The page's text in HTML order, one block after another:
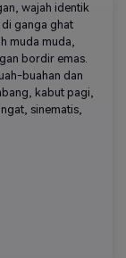
wajah identik
ganga ghat
muda muda,
bordir emas.
buahan dan
kabut pagi,
sinematis,